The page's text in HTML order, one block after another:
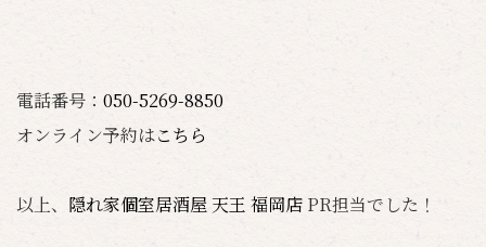
電話番号： 050-5269-8850
オンライン予約はこちら
以上、 隠れ家個室居酒屋 天王 福岡店 PR担当でした！